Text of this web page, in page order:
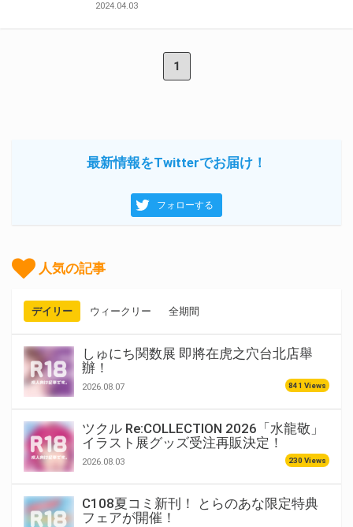
2024.04.03
1
最新情報をTwitterでお届け！
フォローする
人気の記事
デイリー ウィークリー 全期間
しゅにち関数展 即將在虎之穴台北店舉
辦！
2026.08.07 841 Views
ツクル Re:COLLECTION 2026「水龍敬」
イラスト展グッズ受注再販決定！
2026.08.03 230 Views
C108夏コミ新刊！ とらのあな限定特典
フェアが開催！